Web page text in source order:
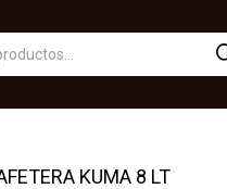
KUMA 8 LT